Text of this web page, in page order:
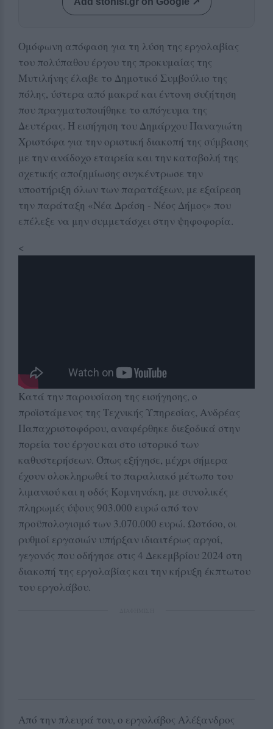
Ομόφωνη απόφαση για τη λύση της εργολαβίας
του πολύπαθου έργου της προκυμαίας της
Μυτιλήνης έλαβε το Δημοτικό Συμβούλιο της
πόλης, ύστερα από μακρά και έντονη συζήτηση
που πραγματοποιήθηκε το απόγευμα της
Δευτέρας. Η εισήγηση του Δημάρχου Παναγιώτη
Χριστόφα για την οριστική διακοπή της σύμβασης
με την ανάδοχο εταιρεία και την καταβολή της
σχετικής αποζημίωσης συγκέντρωσε την
υποστήριξη όλων των παρατάξεων, με εξαίρεση
την παράταξη «Νέα Δράση - Νέος Δήμος» που
επέλεξε να μην συμμετάσχει στην ψηφοφορία.
<
Κατά την παρουσίαση της εισήγησης, ο
προϊστάμενος της Τεχνικής Υπηρεσίας, Ανδρέας
Παπαχριστοφόρου, αναφέρθηκε διεξοδικά στην
πορεία του έργου και στο ιστορικό των
καθυστερήσεων. Όπως εξήγησε, μέχρι σήμερα
έχουν ολοκληρωθεί το παραλιακό μέτωπο του
λιμανιού και η οδός Κομνηνάκη, με συνολικές
πληρωμές ύψους 903.000 ευρώ από τον
προϋπολογισμό των 3.070.000 ευρώ. Ωστόσο, οι
ρυθμοί εργασιών υπήρξαν ιδιαιτέρως αργοί,
γεγονός που οδήγησε στις 4 Δεκεμβρίου 2024 στη
διακοπή της εργολαβίας και την κήρυξη έκπτωτου
του εργολάβου.
Από την πλευρά του, ο εργολάβος Αλέξανδρος